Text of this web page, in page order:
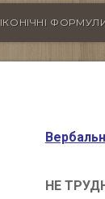
ІКОНІЧНІ
НЕ